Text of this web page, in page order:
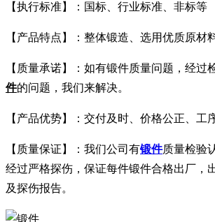
【执行标准】：国标、行业标准、非标等
【产品特点】：整体锻造、选用优质原材
【质量承诺】：如有锻件质量问题，经过
件的问题，我们来解决。
【产品优势】：交付及时、价格公正、工
【质量保证】：我们公司有锻件质量检验
经过严格探伤，保证每件锻件合格出厂，
及探伤报告。